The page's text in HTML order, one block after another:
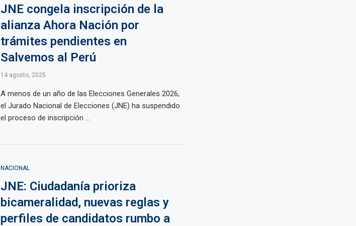
JNE congela inscripción de la
alianza Ahora Nación por
trámites pendientes en
Salvemos al Perú
14 agosto, 2025
A menos de un año de las Elecciones Generales 2026,
el Jurado Nacional de Elecciones (JNE) ha suspendido
el proceso de inscripción ...
NACIONAL
JNE: Ciudadanía prioriza
bicameralidad, nuevas reglas y
perfiles de candidatos rumbo a